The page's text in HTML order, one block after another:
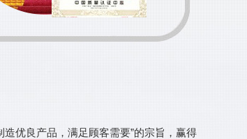
造优良产品，满足顾客需要”的宗旨，赢得